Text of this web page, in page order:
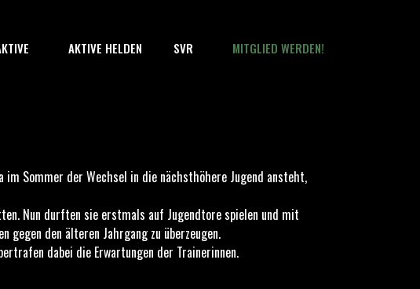
AKTIVE HELDEN SVR MITGLIED WERDEN!
im Sommer der Wechsel in die nächsthöhere Jugend ansteht,
Nun durften sie erstmals auf Jugendtore spielen und mit
den älteren Jahrgang zu überzeugen.
dabei die Erwartungen der Trainerinnen.